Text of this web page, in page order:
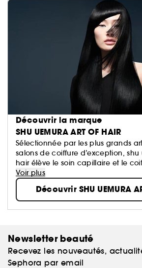
Découvrir la marque
SHU UEMURA ART OF HAIR
Sélectionnée par les plus grands
salons de coiffure d’exception,
hair élève le soin capillaire et le
d’art.
Un design minimaliste et des
infusées en ingrédients naturels
font écho à la vision pionnière de
monsieur shu uemura, maître de
Voir plus
Découvrir SHU UEMURA
Newsletter beauté
Recevez les nouveautés,
Sephora par email